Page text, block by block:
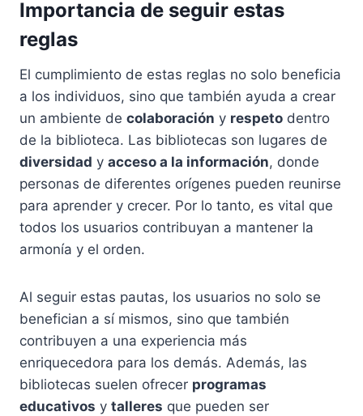
Importancia de seguir estas
reglas
El cumplimiento de estas reglas no solo beneficia
a los individuos, sino que también ayuda a crear
un ambiente de colaboración y respeto dentro
de la biblioteca. Las bibliotecas son lugares de
diversidad y acceso a la información, donde
personas de diferentes orígenes pueden reunirse
para aprender y crecer. Por lo tanto, es vital que
todos los usuarios contribuyan a mantener la
armonía y el orden.
Al seguir estas pautas, los usuarios no solo se
benefician a sí mismos, sino que también
contribuyen a una experiencia más
enriquecedora para los demás. Además, las
bibliotecas suelen ofrecer programas
educativos y talleres que pueden ser